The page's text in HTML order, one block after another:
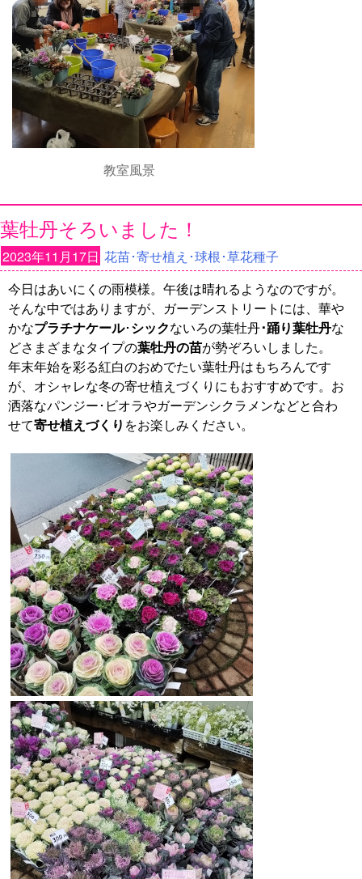
教室風景
葉牡丹そろいました！
2023年11月17日 花苗･寄せ植え･球根･草花種子
今日はあいにくの雨模様。午後は晴れるようなのですが。
そんな中ではありますが、ガーデンストリートには、華や
かなプラチナケール･シックないろの葉牡丹･踊り葉牡丹な
どさまざまなタイプの葉牡丹の苗が勢ぞろいしました。
年末年始を彩る紅白のおめでたい葉牡丹はもちろんです
が、オシャレな冬の寄せ植えづくりにもおすすめです。お
洒落なパンジー･ビオラやガーデンシクラメンなどと合わ
せて寄せ植えづくり をお楽しみください。